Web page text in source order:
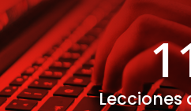
Lecciones